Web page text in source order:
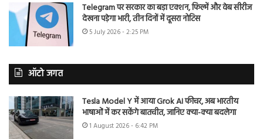
Telegram पर सरकार का बड़ा एक्शन, फिल्में और वेब सीरीज
देखना पड़ेगा भारी, तीन दिनों में दूसरा नोटिस
5 July 2026 - 2:25 PM
ऑटो जगत
Tesla Model Y में आया Grok AI फीचर, अब भारतीय
भाषाओं में कर सकेंगे बातचीत, जानिए क्या-क्या बदलेगा
1 August 2026 - 6:42 PM